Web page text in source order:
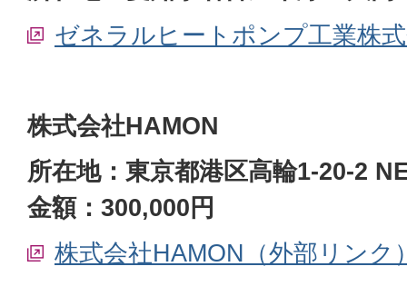
ゼネラルヒートポンプ工業株
株式会社HAMON
所在地：東京都港区高輪1-20-2
金額：300,000円
株式会社HAMON（外部リンク